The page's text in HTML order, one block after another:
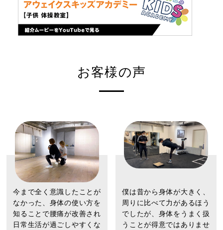
お客様の声
今まで全く意識したことが
なかった、身体の使い方を
知ることで腰痛が改善され
日常生活が過ごしやすくな
僕は昔から身体が大きく、
周りに比べて力があるほう
でしたが、身体をうまく扱
うことが得意ではありませ